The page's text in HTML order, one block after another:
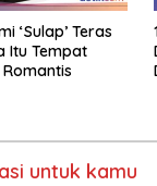
‘Sulap’ Teras
Itu Tempat
untuk kamu